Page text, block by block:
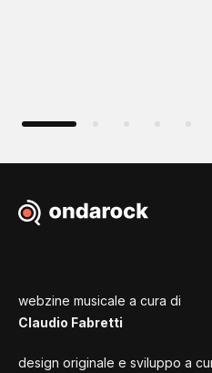
webzine musicale a cura di
Claudio Fabretti
design originale e sviluppo a